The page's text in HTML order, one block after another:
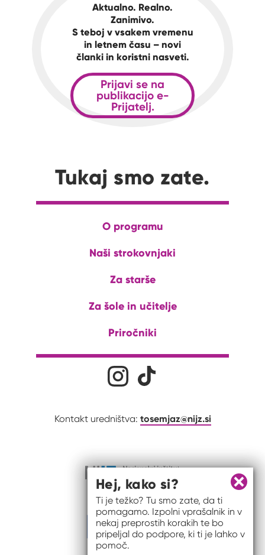
Aktualno. Realno.
Zanimivo.
S teboj v vsakem vremenu
in letnem času – novi
članki in koristni nasveti.
Prijavi se na
publikacijo e-
Prijatelj.
Tukaj smo zate.
O programu
Naši strokovnjaki
Za starše
Za šole in učitelje
Priročniki
Družabna omrežjaNa naš Instagram profil
Kontakt uredništva: tosemjaz@nijz.si
Zapri
Hej, kako si?
Ti je težko? Tu smo zate, da ti
pomagamo. Izpolni vprašalnik in v
nekaj preprostih korakih te bo
pripeljal do podpore, ki ti je lahko v
pomoč.